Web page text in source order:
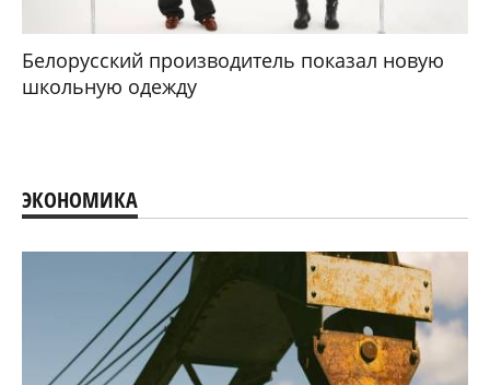
Белорусский производитель показал новую
школьную одежду
ЭКОНОМИКА